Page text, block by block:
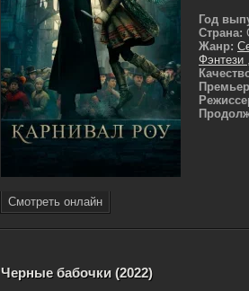
Год
Страна:
Жанр:
Фэнтези ,
Смотреть онлайн
Черные бабочки (2022)